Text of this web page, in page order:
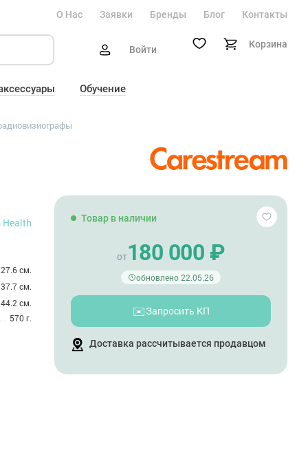
О Нас Заявки Бренды Блог Контакты
Войти Корзина
Обучение
Health
27.6 см.
37.7 см.
44.2 см.
570 г.
Товар в наличии
от180 000 ₽
обновлено 22.05.26
✉️Запросить КП
Доставка рассчитывается продавцом